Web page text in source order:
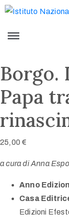
Borgo.
Papa
25,00 €
a cura di Anna
Anno
Casa
Edizioni